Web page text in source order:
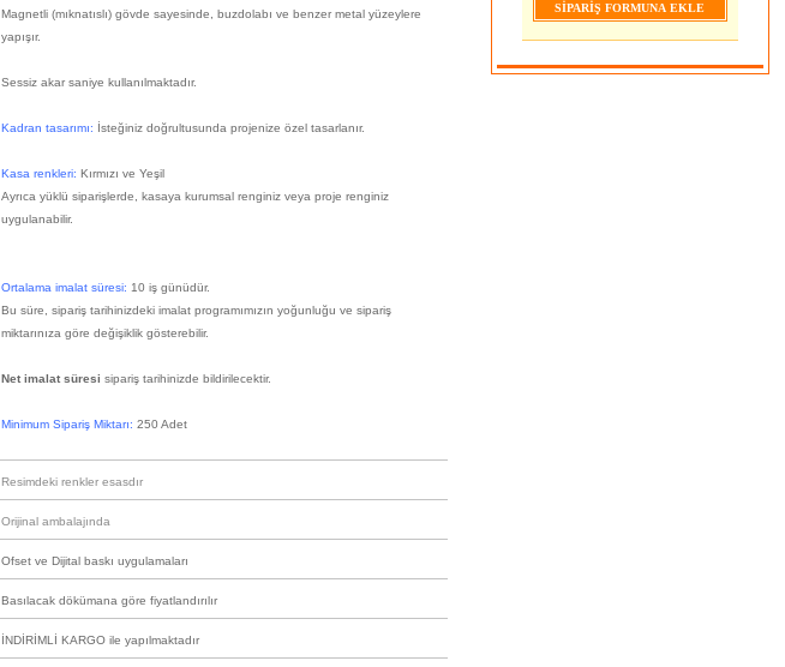
Magnetli (mıknatıslı) gövde sayesinde, buzdolabı ve benzer metal yüzeylere
yapışır.
Sessiz akar saniye kullanılmaktadır.
Kadran tasarımı: İsteğiniz doğrultusunda projenize özel tasarlanır.
Kasa renkleri: Kırmızı ve Yeşil
Ayrıca yüklü siparişlerde, kasaya kurumsal renginiz veya proje renginiz
uygulanabilir.
Ortalama imalat süresi: 10 iş günüdür.
Bu süre, sipariş tarihinizdeki imalat programımızın yoğunluğu ve sipariş
miktarınıza göre değişiklik gösterebilir.
Net imalat süresi sipariş tarihinizde bildirilecektir.
Minimum Sipariş Miktarı: 250 Adet
Resimdeki renkler esasdır
Orijinal ambalajında
Ofset ve Dijital baskı uygulamaları
Basılacak dökümana göre fiyatlandırılır
İNDİRİMLİ KARGO ile yapılmaktadır